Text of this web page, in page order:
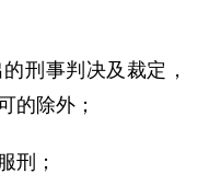
刑事判决及裁定，
的除外；
刑；